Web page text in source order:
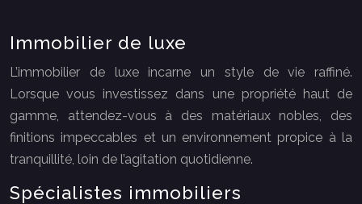
Immobilier de luxe
L’immobilier de luxe incarne un style de vie raffiné.
Lorsque vous investissez dans une propriété haut de
gamme, attendez-vous à des matériaux nobles, des
finitions impeccables et un environnement propice à la
tranquillité, loin de l’agitation quotidienne.
Spécialistes immobiliers